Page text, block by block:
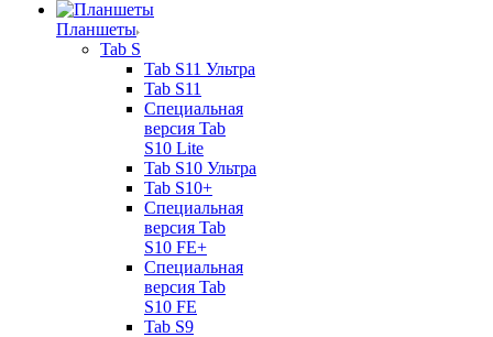
Планшеты
Tab S
Tab S11 Ультра
Tab S11
Специальная
версия Tab
S10 Lite
Tab S10 Ультра
Tab S10+
Специальная
версия Tab
S10 FE+
Специальная
версия Tab
S10 FE
Tab S9